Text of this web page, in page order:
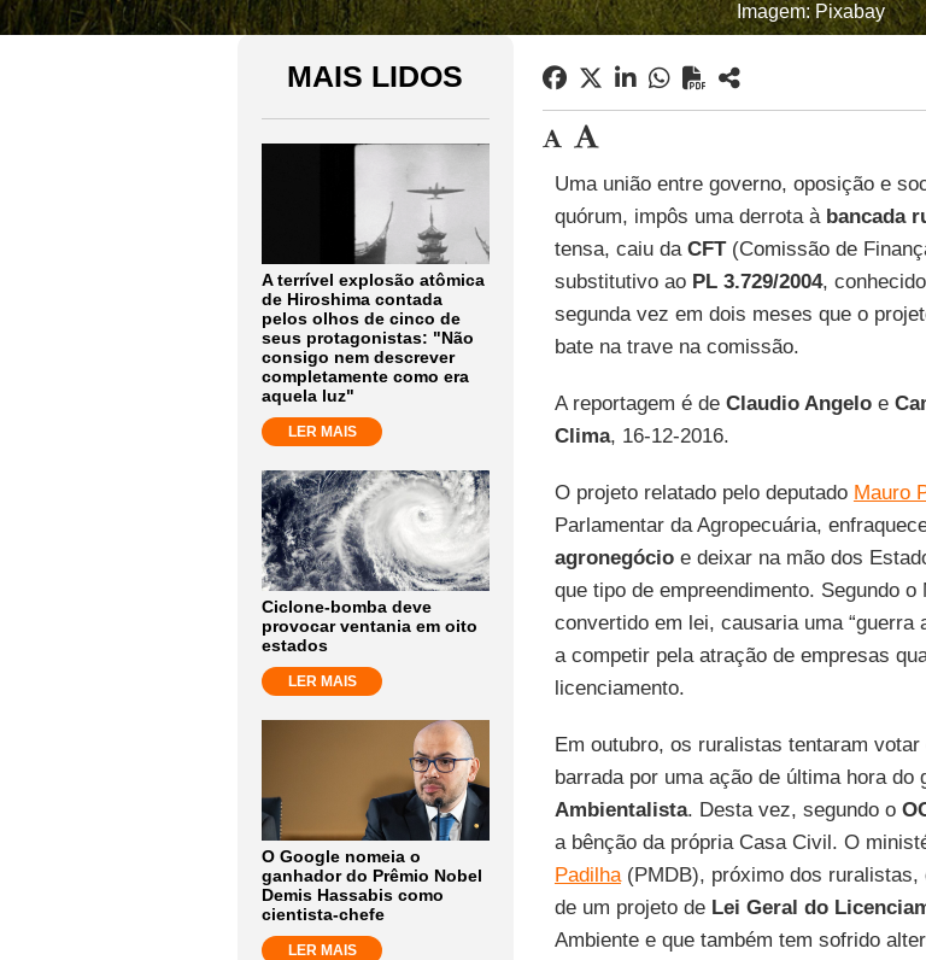
Imagem: Pixabay
MAIS LIDOS
A terrível explosão atômica
de Hiroshima contada
pelos olhos de cinco de
seus protagonistas: "Não
consigo nem descrever
completamente como era
aquela luz"
LER MAIS
Ciclone-bomba deve
provocar ventania em oito
estados
LER MAIS
O Google nomeia o
ganhador do Prêmio Nobel
Demis Hassabis como
cientista-chefe
LER MAIS
Uma união entre governo, oposição e
quórum, impôs uma derrota à bancada
tensa, caiu da CFT(Comissão de
substitutivo ao PL 3.729/2004,
segunda vez em dois meses que o
bate na trave na comissão.
A reportagem é de Claudio Angeloe
Clima, 16-12-2016.
O projeto relatado pelo deputado Mauro
Parlamentar da Agropecuária,
agronegócioe deixar na mão dos
que tipo de empreendimento. Segundo
convertido em lei, causaria uma “guerra
a competir pela atração de empresas
licenciamento.
Em outubro, os ruralistas tentaram
barrada por uma ação de última hora do
Ambientalista. Desta vez, segundo o
a bênção da própria Casa Civil. O
Padilha(PMDB), próximo dos ruralistas,
de um projeto de Lei Geral do
Ambiente e que também tem sofrido